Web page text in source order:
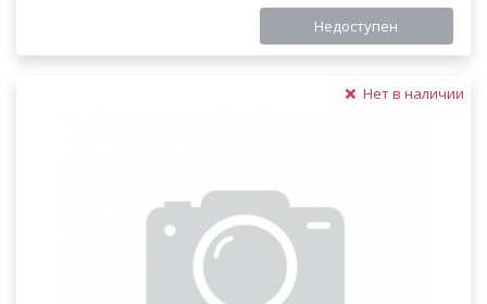
Недоступен
Нет в наличии